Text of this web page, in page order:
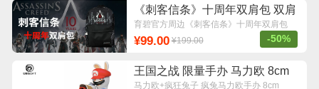
《刺客信条》十周年双肩包 双肩
包
育碧官方周边《刺客信条》十周年双肩包
¥99.00 ¥199.00 -50%
王国之战 限量手办 马力欧 8cm
马力欧+疯狂兔子 疯兔马力欧手办 8cm